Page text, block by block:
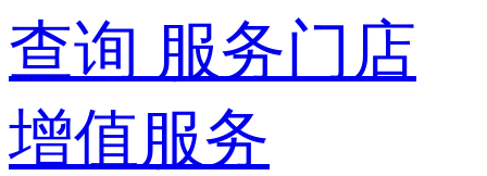
查询 服务门店
增值服务